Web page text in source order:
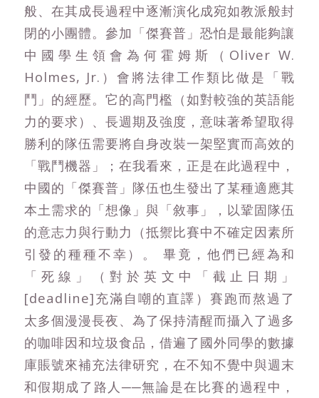
般、在其成長過程中逐漸演化成宛如教派般封
閉的小團體。參加「傑賽普」恐怕是最能夠讓
中國學生領會為何霍姆斯（Oliver W.
Holmes, Jr.）會將法律工作類比做是「戰
鬥」的經歷。它的高門檻（如對較強的英語能
力的要求）、長週期及強度，意味著希望取得
勝利的隊伍需要將自身改裝一架堅實而高效的
「戰鬥機器」；在我看來，正是在此過程中，
中國的「傑賽普」隊伍也生發出了某種適應其
本土需求的「想像」與「敘事」，以鞏固隊伍
的意志力與行動力（抵禦比賽中不確定因素所
引發的種種不幸）。 畢竟，他們已經為和
「死線」（對於英文中「截止日期」
[deadline]充滿自嘲的直譯）賽跑而熬過了
太多個漫漫長夜、為了保持清醒而攝入了過多
的咖啡因和垃圾食品，借遍了國外同學的數據
庫賬號來補充法律研究，在不知不覺中與週末
和假期成了路人──無論是在比賽的過程中，